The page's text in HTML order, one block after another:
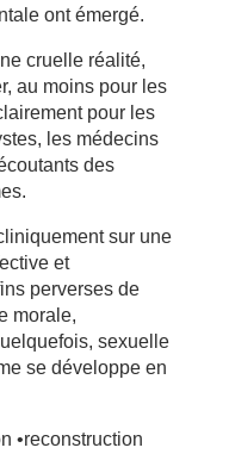
ont émergé.
cruelle réalité,
au moins pour les
pour les
les médecins
des
sur une
et
perverses de
morale,
sexuelle
se développe en
•reconstruction